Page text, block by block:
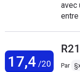
avec
entre
J'ai
17,4 /20 Par